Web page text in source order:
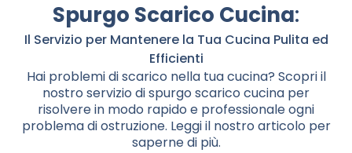
Spurgo Scarico Cucina:
Il Servizio per Mantenere la Tua Cucina Pulita ed
Efficienti
Hai problemi di scarico nella tua cucina? Scopri il
nostro servizio di spurgo scarico cucina per
risolvere in modo rapido e professionale ogni
problema di ostruzione. Leggi il nostro articolo per
saperne di più.